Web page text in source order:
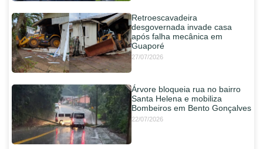
Retroescavadeira
desgovernada invade casa
após falha mecânica em
Guaporé
27/07/2026
Árvore bloqueia rua no bairro
Santa Helena e mobiliza
Bombeiros em Bento Gonçalves
22/07/2026